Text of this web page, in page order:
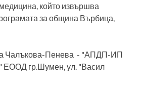
който извършва
за община Върбица,
Чалъкова-Пенева - "АПДП-ИП
ЕООД гр.Шумен, ул. "Васил